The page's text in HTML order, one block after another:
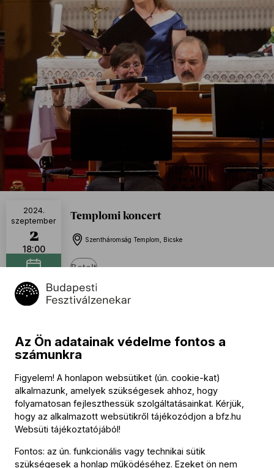
Templomi koncert
Szentháromság Templom, Bicske
2024.
szeptember
2
18:00
Betelt
Heinrich Schütz:
Tarquinio Merula:
Ciaccona a tre, Op. 12, No. 20
Claudio Monteverdi (→bio
Domine II
Az Ön adatainak védelme fontos a
számunkra
Figyelem! A honlapon websütiket (ún. cookie-kat)
alkalmazunk, amelyek szükségesek ahhoz, hogy
folyamatosan fejleszthessük szolgáltatásainkat. Kérjük,
hogy az alkalmazott websütikről tájékozódjon a bfz.hu
Websüti tájékoztatójából!
Fontos: az ún. funkcionális vagy technikai sütik
szükségesek a honlap működéséhez. Ezeket ön nem